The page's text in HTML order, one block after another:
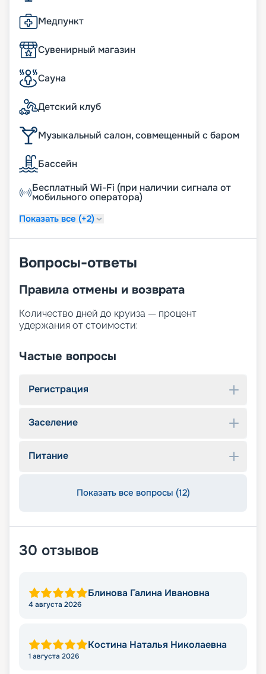
Медпункт
Сувенирный магазин
Сауна
Детский клуб
Музыкальный салон, совмещенный с баром
Бассейн
Бесплатный Wi-Fi (при наличии сигнала от
мобильного оператора)
Показать все (+2)
Вопросы-ответы
Правила отмены и возврата
Количество дней до круиза — процент
удержания от стоимости:
Частые вопросы
Регистрация
Заселение
Питание
Показать все вопросы (12)
30 отзывов
Блинова Галина Ивановна
4 августа 2026
Костина Наталья Николаевна
1 августа 2026